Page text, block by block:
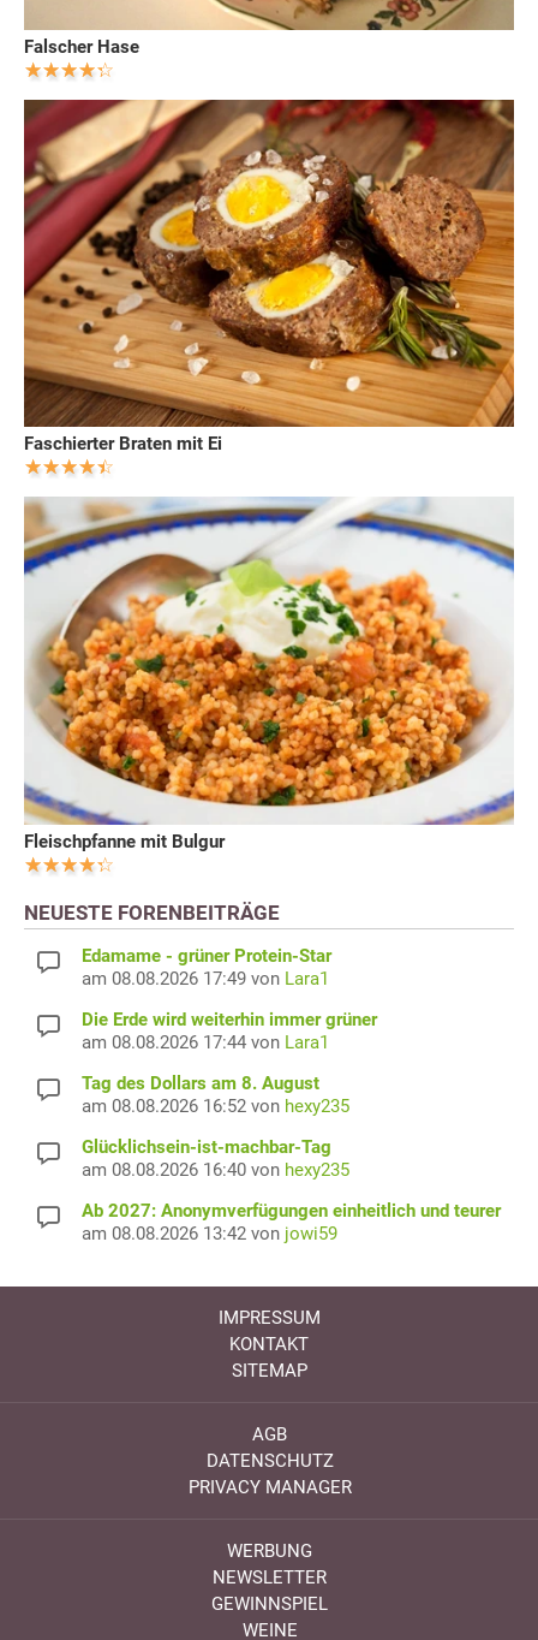
Falscher Hase
Faschierter Braten mit Ei
Fleischpfanne mit Bulgur
NEUESTE FORENBEITRÄGE
Edamame - grüner Protein-Star
am 08.08.2026 17:49 von Lara1
Die Erde wird weiterhin immer grüner
am 08.08.2026 17:44 von Lara1
Tag des Dollars am 8. August
am 08.08.2026 16:52 von hexy235
Glücklichsein-ist-machbar-Tag
am 08.08.2026 16:40 von hexy235
Ab 2027: Anonymverfügungen einheitlich und teurer
am 08.08.2026 13:42 von jowi59
IMPRESSUM
KONTAKT
SITEMAP
AGB
DATENSCHUTZ
PRIVACY MANAGER
WERBUNG
NEWSLETTER
GEWINNSPIEL
WEINE